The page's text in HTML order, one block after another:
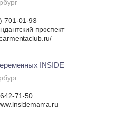
701-01-93
проспект
INSIDE
71-50